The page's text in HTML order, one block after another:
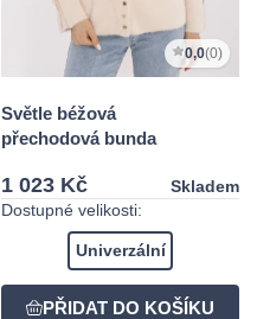
0,0(0)
Světle béžová
přechodová bunda
1 023 Kč
Skladem
Dostupné velikosti:
Univerzální